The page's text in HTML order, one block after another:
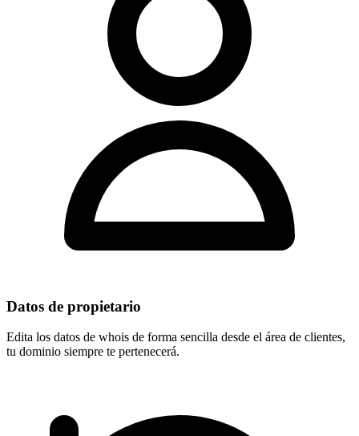
Datos de propietario
Edita los datos de whois de forma sencilla desde el área de clientes,
tu dominio siempre te pertenecerá.